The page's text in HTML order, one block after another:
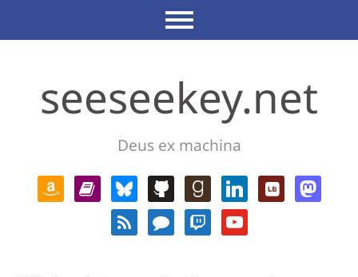
seeseekey.net
Deus ex machina